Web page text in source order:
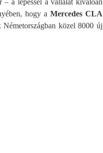
– a lépéssel a vállalat kiválóan
hogy aMercedes CLA
közel 8000 új